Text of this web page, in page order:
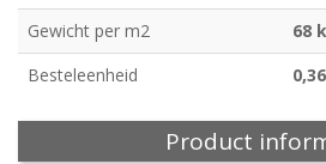
Gewicht per m2
68
Besteleenheid
Product